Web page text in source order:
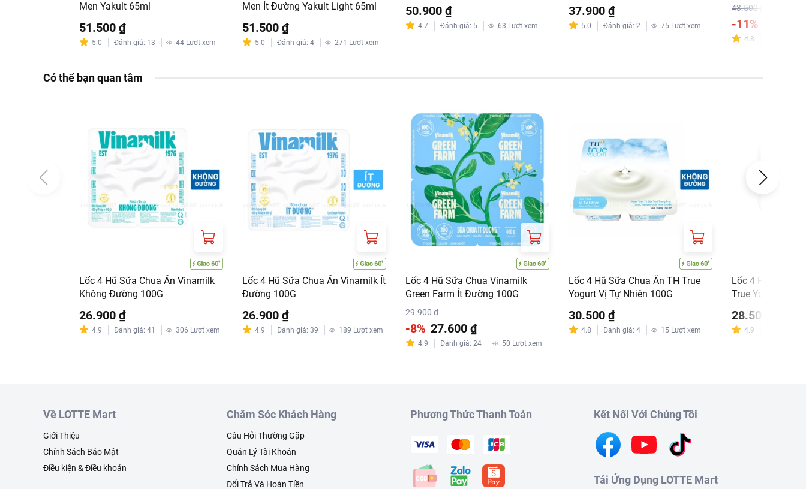
Men Yakult 65ml
51.500 ₫
5.0 Đánh giá: 13 44 Lượt xem
Men Ít Đường Yakult Light 65ml
51.500 ₫
5.0 Đánh giá: 4 271 Lượt xem
50.900 ₫
4.7 Đánh giá: 5 63 Lượt xem
37.900 ₫
5.0 Đánh giá: 2 75 Lượt xem
43.500 ₫
-11%
4.8
Có thể bạn quan tâm
Lốc 4 Hũ Sữa Chua Ăn Vinamilk
Không Đường 100G
26.900 ₫
4.9 Đánh giá: 41 306 Lượt xem
Lốc 4 Hũ Sữa Chua Ăn Vinamilk Ít
Đường 100G
26.900 ₫
4.9 Đánh giá: 39 189 Lượt xem
Lốc 4 Hũ Sữa Chua Vinamilk
Green Farm Ít Đường 100G
29.900 ₫
-8% 27.600 ₫
4.9 Đánh giá: 24 50 Lượt xem
Lốc 4 Hũ Sữa Chua Ăn TH True
Yogurt Vị Tự Nhiên 100G
30.500 ₫
4.8 Đánh giá: 4 15 Lượt xem
Lốc 4 Hũ Sữa
True Yogurt 100G
28.500 ₫
4.9
Về LOTTE Mart
Giới Thiệu
Chính Sách Bảo Mật
Điều kiện & Điều khoản
Chăm Sóc Khách Hàng
Câu Hỏi Thường Gặp
Quản Lý Tài Khoản
Chính Sách Mua Hàng
Đổi Trả Và Hoàn Tiền
Phương Thức Thanh Toán Kết Nối Với Chúng Tôi
Tải Ứng Dụng LOTTE Mart